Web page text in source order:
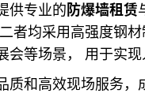
供专业的防爆墙租赁
者均采用高强度钢
会等场景， 用于实
和高效现场服务，